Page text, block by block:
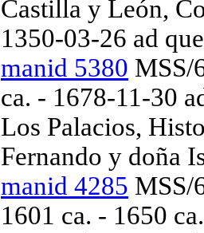
Castilla y León,
1350-03-26 ad
manid 5380 MSS/
ca. - 1678-11-30
Los Palacios,
Fernando y doña
manid 4285 MSS/
1601 ca. - 1650